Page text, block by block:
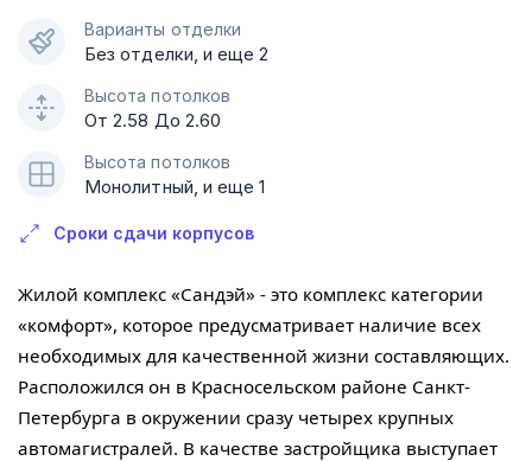
Варианты отделки
Без отделки, и еще 2
Высота потолков
От 2.58 До 2.60
Высота потолков
Монолитный, и еще 1
Сроки сдачи корпусов
Жилой комплекс «Сандэй» - это комплекс категории
«комфорт», которое предусматривает наличие всех
необходимых для качественной жизни составляющих.
Расположился он в Красносельском районе Санкт-
Петербурга в окружении сразу четырех крупных
автомагистралей. В качестве застройщика выступает